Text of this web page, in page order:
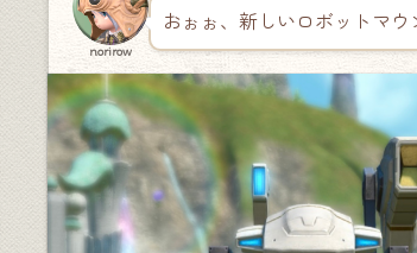
norirow
おぉぉ、新しいロボットマウ